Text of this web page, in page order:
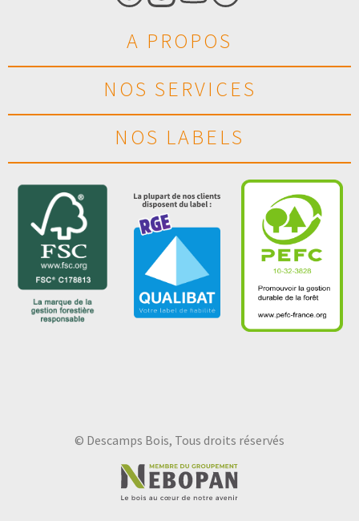
A PROPOS
NOS SERVICES
NOS LABELS
© Descamps Bois, Tous droits réservés